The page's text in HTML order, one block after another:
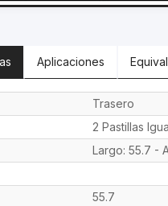
Aplicaciones
Trasero
2 Pastillas
Largo: 55.7 -
55.7